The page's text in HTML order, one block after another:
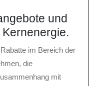
und
im Bereich der
die
mit